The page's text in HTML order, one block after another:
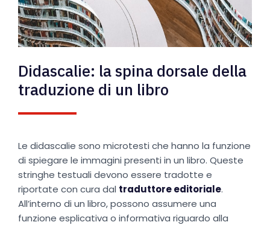
Didascalie: la spina dorsale della
traduzione di un libro
Le didascalie sono microtesti che hanno la funzione
di spiegare le immagini presenti in un libro. Queste
stringhe testuali devono essere tradotte e
riportate con cura dal traduttore editoriale.
All’interno di un libro, possono assumere una
funzione esplicativa o informativa riguardo alla